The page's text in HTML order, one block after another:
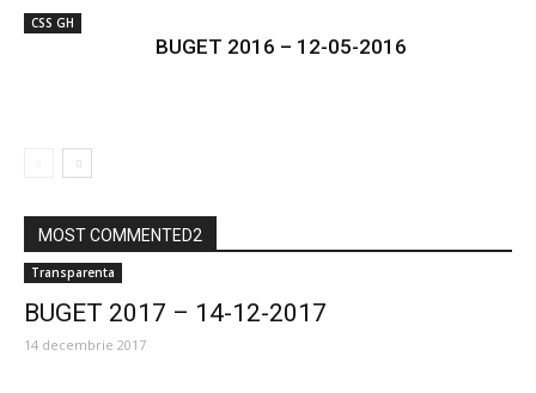
CSS GH
BUGET 2016 – 12-05-2016
MOST COMMENTED2
Transparenta
BUGET 2017 – 14-12-2017
14 decembrie 2017